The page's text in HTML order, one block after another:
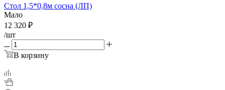
Стол 1,5*0,8м сосна (ЛП)
Мало
12 320 ₽
/шт
В корзину